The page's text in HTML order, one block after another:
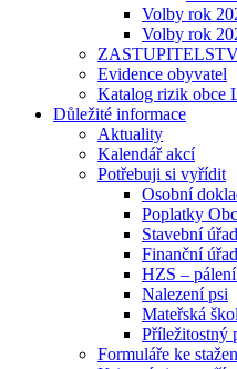
Volby rok
Volby rok
Evidence obyvatel
Katalog rizik obce
Důležité informace
Aktuality
Kalendář akcí
Potřebuji si vyřídit
Osobní
Poplatky
Stavební úřad
Finanční
HZS –
Nalezení psi
Mateřská
Příležitostný
Formuláře ke